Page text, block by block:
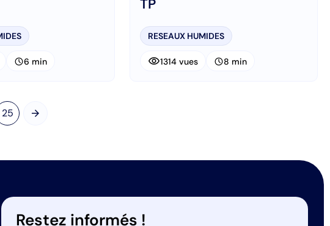
schedule6 min
TP
RESEAUX HUMIDES
visibility1314 vues schedule8 min
25 Suivant
arrow_forward
Restez informés !